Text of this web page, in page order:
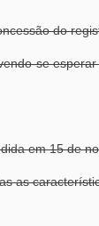
do
se
em 15 de
as